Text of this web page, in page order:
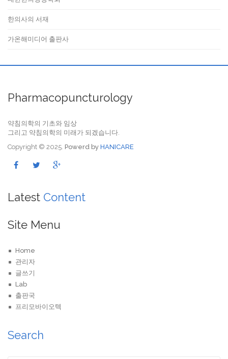
한의사의 서재
가온해미디어 출판사
Pharmacopuncturology
약침의학의 기초와 임상
그리고 약침의학의 미래가 되겠습니다.
Copyright © 2025. Powerd by HANICARE
Latest Content
Site Menu
Home
관리자
글쓰기
Lab
출판국
프리모바이오텍
Search